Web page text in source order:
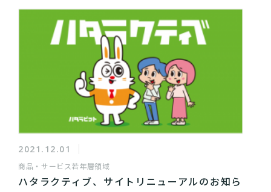
2021.12.01
商品・サービス若年層領域
ハタラクティブ、サイトリニューアルのお知ら